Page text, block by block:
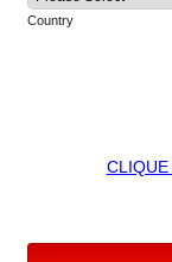
Country
CLIQUE